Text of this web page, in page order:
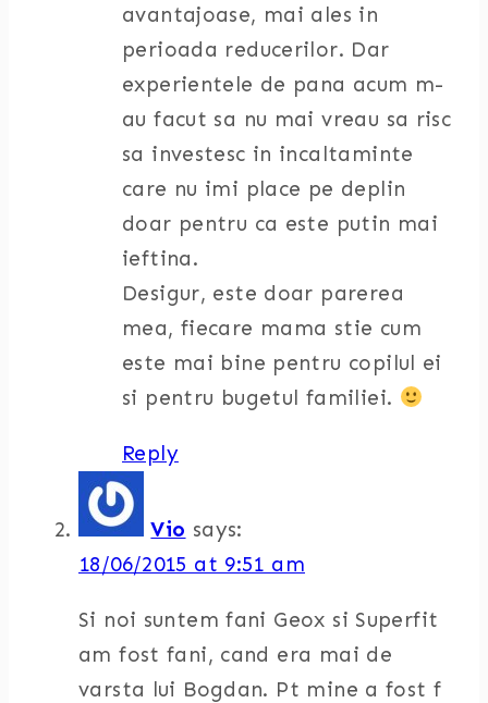
avantajoase, mai ales in
perioada reducerilor. Dar
experientele de pana acum m-
au facut sa nu mai vreau sa risc
sa investesc in incaltaminte
care nu imi place pe deplin
doar pentru ca este putin mai
ieftina.
Desigur, este doar parerea
mea, fiecare mama stie cum
este mai bine pentru copilul ei
si pentru bugetul familiei.
Reply
Vio says:
18/06/2015 at 9:51 am
Si noi suntem fani Geox si Superfit
am fost fani, cand era mai de
varsta lui Bogdan. Pt mine a fost f